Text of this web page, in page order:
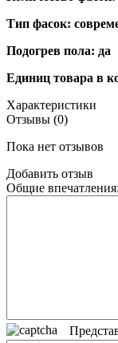
Тип фасок:
Подогрев пола: да
Единиц товара в
Характеристики
Отзывы (0)
Пока нет отзывов
Добавить отзыв
Общие впечатления: